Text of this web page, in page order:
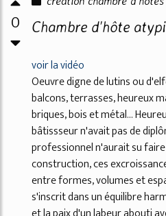
0 Chambre d'hôte
voir la vidéo
Oeuvre digne de lutins ou
balcons, terrasses, heureux
briques, bois et métal...
bâtissseur n'avait pas de
professionnel n'aurait su
construction, ces
entre formes, volumes et
s'inscrit dans un équilibre